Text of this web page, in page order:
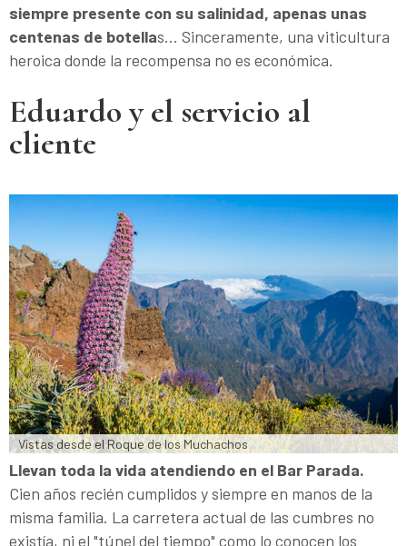
siempre presente con su salinidad, apenas unas
centenas de botellas… Sinceramente, una viticultura
heroica donde la recompensa no es económica.
Eduardo y el servicio al
cliente
Vistas desde el Roque de los Muchachos
Llevan toda la vida atendiendo en el Bar Parada.
Cien años recién cumplidos y siempre en manos de la
misma familia. La carretera actual de las cumbres no
existía, ni el "túnel del tiempo" como lo conocen los